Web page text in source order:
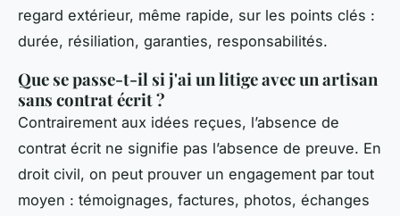
regard extérieur, même rapide, sur les points clés :
durée, résiliation, garanties, responsabilités.
Que se passe-t-il si j'ai un litige avec un artisan
sans contrat écrit ?
Contrairement aux idées reçues, l’absence de
contrat écrit ne signifie pas l’absence de preuve. En
droit civil, on peut prouver un engagement par tout
moyen : témoignages, factures, photos, échanges